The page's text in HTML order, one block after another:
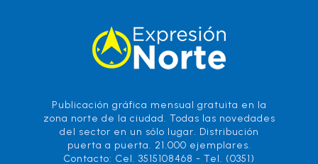
Publicación gráfica mensual gratuita en la
zona norte de la ciudad. Todas las novedades
del sector en un sólo lugar. Distribución
puerta a puerta. 21.000 ejemplares.
Contacto: Cel. 3515108468 - Tel. (0351)